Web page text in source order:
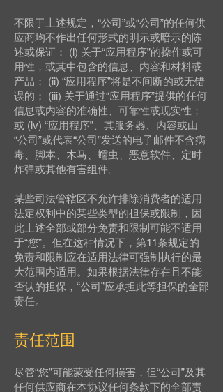
不限于上述规定，“公司”或“公司”的任何供
应商均不作出任何形式的明示或暗示的陈
述或保证： (i) 关于“应用程序”的操作或可
用性，或其中包含的信息、内容和材料或
产品； (ii) “应用程序”将是不间断的或无错
误的； (iii) 关于通过“应用程序”提供的任何
信息或内容的准确性、可靠性或现实性；
或 (iv) “应用程序”、其服务器、内容或由
“公司”或代表“公司”发送的电子邮件不含病
毒、脚本、木马、蠕虫、恶意软件、定时
炸弹或其他有害组件。
某些司法管辖区不允许排除消费者的适用
法定权利中的某些类型的担保或限制，因
此上述全部或部分免责和限制可能不适用
于“您”。但在这种情况下，第11条规定的
免责和限制应在适用法律可强制执行的最
大范围内适用。如果根据法律存在且不能
否认的担保，“公司”应承担此等担保的全部
责任。
责任范围
尽管“您”可能蒙受任何损害，但“公司”及其
任何供应商在本协议任何条款下的全部责